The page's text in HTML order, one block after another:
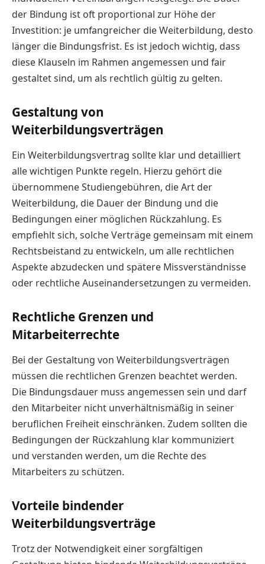
der Bindung ist oft proportional zur Höhe der
Investition: je umfangreicher die Weiterbildung, desto
länger die Bindungsfrist. Es ist jedoch wichtig, dass
diese Klauseln im Rahmen angemessen und fair
gestaltet sind, um als rechtlich gültig zu gelten.
Gestaltung von
Weiterbildungsverträgen
Ein Weiterbildungsvertrag sollte klar und detailliert
alle wichtigen Punkte regeln. Hierzu gehört die
übernommene Studiengebühren, die Art der
Weiterbildung, die Dauer der Bindung und die
Bedingungen einer möglichen Rückzahlung. Es
empfiehlt sich, solche Verträge gemeinsam mit einem
Rechtsbeistand zu entwickeln, um alle rechtlichen
Aspekte abzudecken und spätere Missverständnisse
oder rechtliche Auseinandersetzungen zu vermeiden.
Rechtliche Grenzen und
Mitarbeiterrechte
Bei der Gestaltung von Weiterbildungsverträgen
müssen die rechtlichen Grenzen beachtet werden.
Die Bindungsdauer muss angemessen sein und darf
den Mitarbeiter nicht unverhältnismäßig in seiner
beruflichen Freiheit einschränken. Zudem sollten die
Bedingungen der Rückzahlung klar kommuniziert
und verstanden werden, um die Rechte des
Mitarbeiters zu schützen.
Vorteile bindender
Weiterbildungsverträge
Trotz der Notwendigkeit einer sorgfältigen